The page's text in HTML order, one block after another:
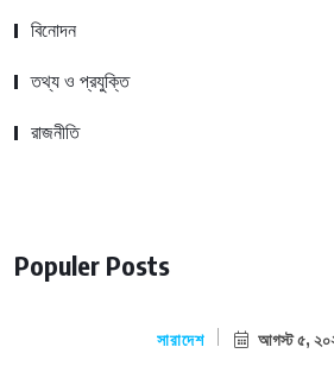
বিনোদন
তথ্য ও প্রযুক্তি
রাজনীতি
Populer Posts
সারাদেশ আগস্ট ৫,